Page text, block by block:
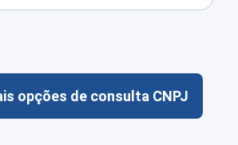
opções de consulta CNPJ